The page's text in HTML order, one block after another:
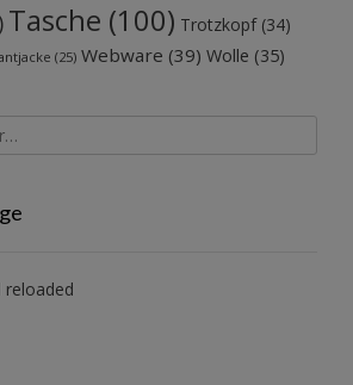
Tasche (100) Trotzkopf(34)
(25) Webware (39) Wolle (35)
reloaded